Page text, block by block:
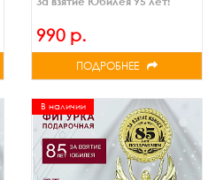
990 р.
ПОДРОБНЕЕ
В наличии